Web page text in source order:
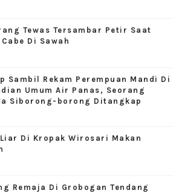
Tewas Tersambar Petir Saat
Di Sawah
Sambil Rekam Perempuan Mandi Di
Umum Air Panas, Seorang
Siborong-borong Ditangkap
Di Kropak Wirosari Makan
Remaja Di Grobogan Tendang